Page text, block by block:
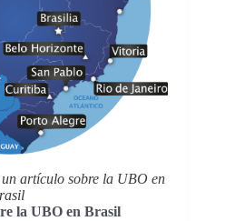
artículo sobre la UBO en
la UBO en Brasil